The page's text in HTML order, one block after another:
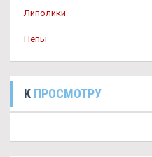
Липолики
Пепы
К ПРОСМОТРУ